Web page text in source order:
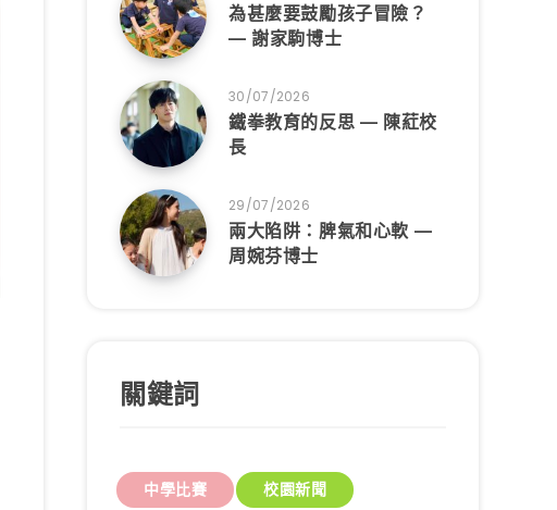
為甚麼要鼓勵孩子冒險？
— 謝家駒博士
30/07/2026
鐵拳教育的反思 — 陳葒校
長
29/07/2026
兩大陷阱：脾氣和心軟 —
周婉芬博士
關鍵詞
中學比賽 校園新聞